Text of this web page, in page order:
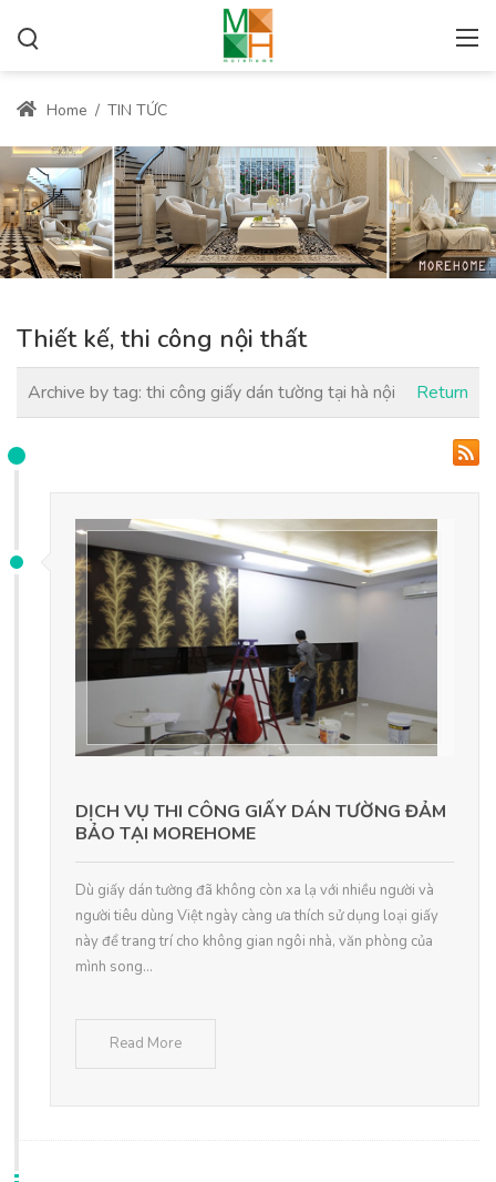
Home / TIN TỨC
Thiết kế, thi công nội thất
Archive by tag: thi công giấy dán tường tại hà nội Return
DỊCH VỤ THI CÔNG GIẤY DÁN TƯỜNG ĐẢM
BẢO TẠI MOREHOME
Dù giấy dán tường đã không còn xa lạ với nhiều người và
người tiêu dùng Việt ngày càng ưa thích sử dụng loại giấy
này để trang trí cho không gian ngôi nhà, văn phòng của
mình song...
Read More